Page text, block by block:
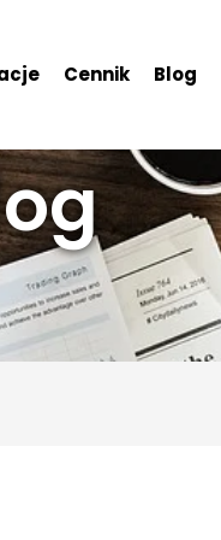
Cennik Blog